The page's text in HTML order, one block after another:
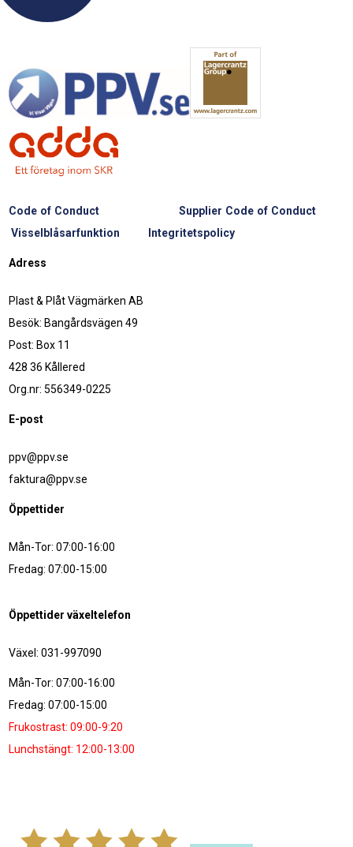
Code of Conduct
Supplier Code of Conduct
Visselblåsarfunktion
Integritetspolicy
Adress
Plast & Plåt Vägmärken AB
Besök: Bangårdsvägen 49
Post: Box 11
428 36 Kållered
Org.nr: 556349-0225
E-post
ppv@ppv.se
faktura@ppv.se
Öppettider
Mån-Tor: 07:00-16:00
Fredag: 07:00-15:00
Öppettider växeltelefon
Växel: 031-997090
Mån-Tor: 07:00-16:00
Fredag: 07:00-15:00
Frukostrast: 09:00-9:20
Lunchstängt: 12:00-13:00